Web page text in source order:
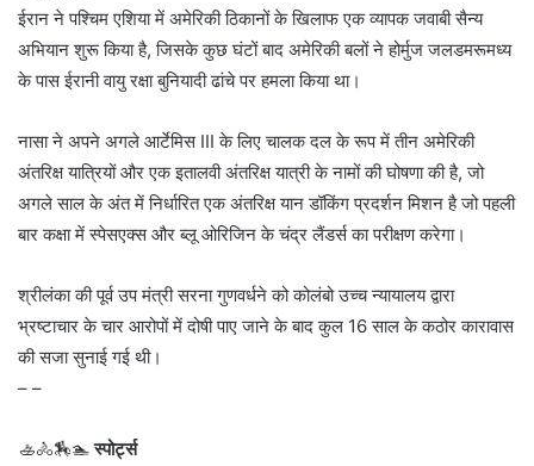
ईरान ने पश्चिम एशिया में अमेरिकी ठिकानों के खिलाफ एक व्यापक जवाबी सैन्य
अभियान शुरू किया है, जिसके कुछ घंटों बाद अमेरिकी बलों ने होर्मुज जलडमरूमध्य
के पास ईरानी वायु रक्षा बुनियादी ढांचे पर हमला किया था।
नासा ने अपने अगले आर्टेमिस III के लिए चालक दल के रूप में तीन अमेरिकी
अंतरिक्ष यात्रियों और एक इतालवी अंतरिक्ष यात्री के नामों की घोषणा की है, जो
अगले साल के अंत में निर्धारित एक अंतरिक्ष यान डॉकिंग प्रदर्शन मिशन है जो पहली
बार कक्षा में स्पेसएक्स और ब्लू ओरिजिन के चंद्र लैंडर्स का परीक्षण करेगा।
श्रीलंका की पूर्व उप मंत्री सरना गुणवर्धने को कोलंबो उच्च न्यायालय द्वारा
भ्रष्टाचार के चार आरोपों में दोषी पाए जाने के बाद कुल 16 साल के कठोर कारावास
की सजा सुनाई गई थी।
– –
🚣🚴🏇🏊स्पोर्ट्स